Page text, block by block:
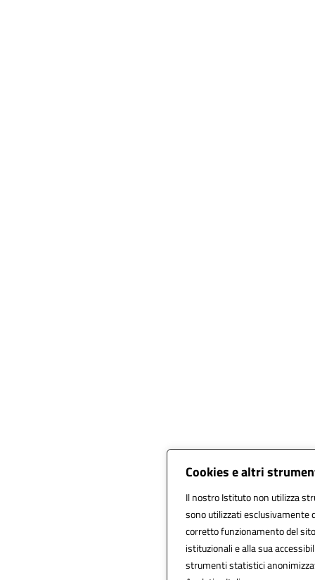
Cookies e altri
Il nostro Istituto non utilizza
sono utilizzati esclusivamente
corretto funzionamento del
istituzionali e alla sua
strumenti statistici